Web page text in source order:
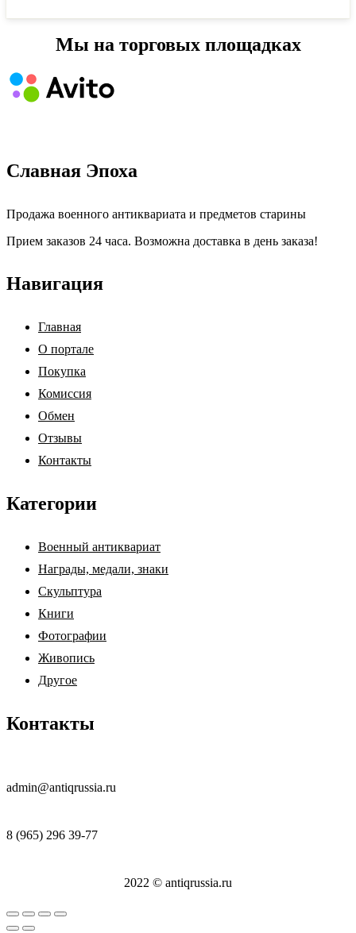
Мы на торговых площадках
Славная Эпоха
Продажа военного антиквариата и предметов старины
Прием заказов 24 часа. Возможна доставка в день заказа!
Навигация
Главная
О портале
Покупка
Комиссия
Обмен
Отзывы
Контакты
Категории
Военный антиквариат
Награды, медали, знаки
Скульптура
Книги
Фотографии
Живопись
Другое
Контакты
admin@antiqrussia.ru
8 (965) 296 39-77
2022 © antiqrussia.ru